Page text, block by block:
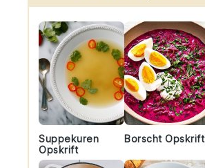
Suppekuren
Opskrift
Borscht Opskrift